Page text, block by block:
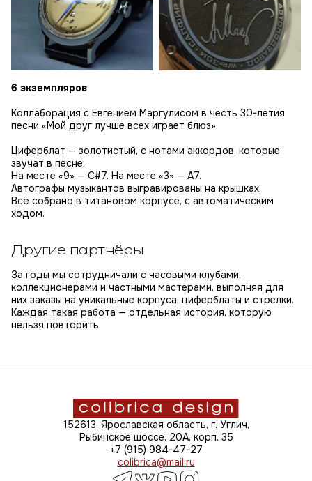
6 экземпляров
Коллаборация с Евгением Маргулисом в честь 30-летия
песни «Мой друг лучше всех играет блюз».
Циферблат — золотистый, с нотами аккордов, которые
звучат в песне.
На месте «9» — C#7. На месте «3» — A7.
Автографы музыкантов выгравированы на крышках.
Всё собрано в титановом корпусе, с автоматическим
ходом.
Другие партнёры
За годы мы сотрудничали с часовыми клубами,
коллекционерами и частными мастерами, выполняя для
них заказы на уникальные корпуса, циферблаты и стрелки.
Каждая такая работа — отдельная история, которую
нельзя повторить.
152613, Ярославская область, г. Углич,
Рыбинское шоссе, 20А, корп. 35
+7 (915) 984-47-27
colibrica@mail.ru